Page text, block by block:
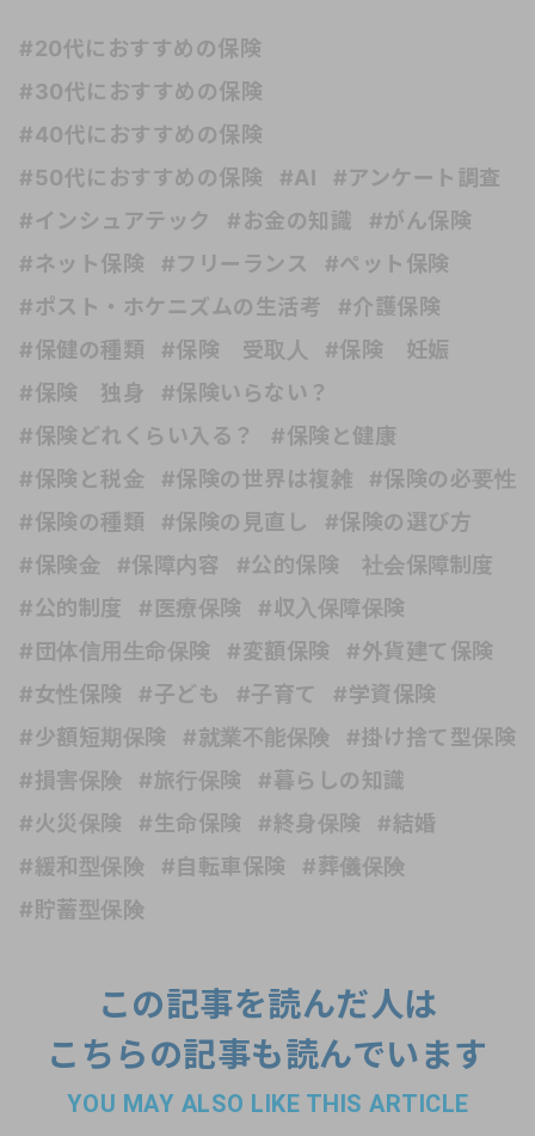
#20代におすすめの保険
#30代におすすめの保険
#40代におすすめの保険
#50代におすすめの保険
#AI
#アンケート調査
#インシュアテック
#お金の知識
#がん保険
#ネット保険
#フリーランス
#ペット保険
#ポスト・ホケニズムの生活考
#介護保険
#保健の種類
#保険 受取人
#保険 妊娠
#保険 独身
#保険いらない？
#保険どれくらい入る？
#保険と健康
#保険と税金
#保険の世界は複雑
#保険の必要性
#保険の種類
#保険の見直し
#保険の選び方
#保険金
#保障内容
#公的保険 社会保障制度
#公的制度
#医療保険
#収入保障保険
#団体信用生命保険
#変額保険
#外貨建て保険
#女性保険
#子ども #子育て
#学資保険
#少額短期保険
#就業不能保険
#掛け捨て型保険
#損害保険
#旅行保険
#暮らしの知識
#火災保険
#生命保険 #終身保険
#結婚
#緩和型保険
#自転車保険
#葬儀保険
#貯蓄型保険
この記事を読んだ人は
こちらの記事も読んでいます
YOU MAY ALSO LIKE THIS ARTICLE